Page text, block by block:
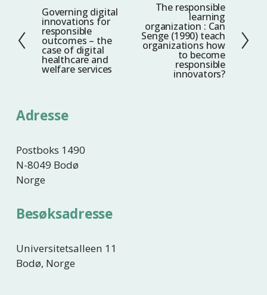
F
o
r
r
i
Governing digital
innovations for
responsible
outcomes – the
case of digital
healthcare and
welfare services
The responsible
learning
organization : Can
Senge (1990) teach
organizations how
to become
responsible
innovators?
Adresse
Postboks 1490
N-8049 Bodø
Norge
Besøksadresse
Universitetsalleen 11
Bodø, Norge